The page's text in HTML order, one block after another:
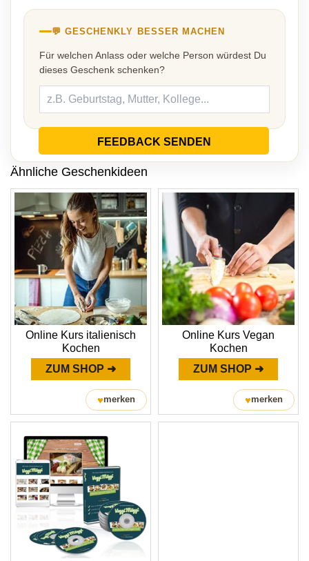
💬 GESCHENKLY BESSER MACHEN
Für welchen Anlass oder welche Person würdest Du
dieses Geschenk schenken?
FEEDBACK SENDEN
Ähnliche Geschenkideen
Online Kurs italienisch
Kochen
ZUM SHOP ➜
♥merken
Online Kurs Vegan
Kochen
ZUM SHOP ➜
♥merken